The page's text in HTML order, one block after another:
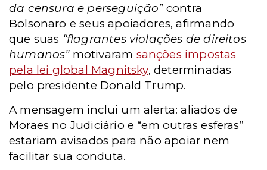
da censura e perseguição”contra
Bolsonaro e seus apoiadores, afirmando
que suas “flagrantes violações de direitos
humanos”motivaram sanções impostas
pela lei global Magnitsky, determinadas
pelo presidente Donald Trump.
A mensagem inclui um alerta: aliados de
Moraes no Judiciário e “em outras esferas”
estariam avisados para não apoiar nem
facilitar sua conduta.